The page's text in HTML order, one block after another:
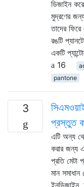
ডিজাইন
মুদ্রণের
তাদের
রঙটি
একটি
16
pantone
3
প্রস্তুত
এটি অন্য
করার জন্য
প্রতি মেটা
মান
ইনডিজাইন,